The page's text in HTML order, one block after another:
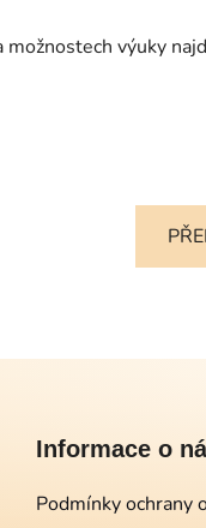
výuky
Informace o
Podmínky ochrany